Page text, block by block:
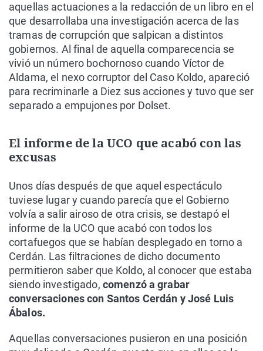
aquellas actuaciones a la redacción de un libro en el
que desarrollaba una investigación acerca de las
tramas de corrupción que salpican a distintos
gobiernos. Al final de aquella comparecencia se
vivió un número bochornoso cuando Víctor de
Aldama, el nexo corruptor del Caso Koldo, apareció
para recriminarle a Diez sus acciones y tuvo que ser
separado a empujones por Dolset.
El informe de la UCO que acabó con las
excusas
Unos días después de que aquel espectáculo
tuviese lugar y cuando parecía que el Gobierno
volvía a salir airoso de otra crisis, se destapó el
informe de la UCO que acabó con todos los
cortafuegos que se habían desplegado en torno a
Cerdán. Las filtraciones de dicho documento
permitieron saber que Koldo, al conocer que estaba
siendo investigado, comenzó a grabar
conversaciones con Santos Cerdán y José Luis
Ábalos.
Aquellas conversaciones pusieron en una posición